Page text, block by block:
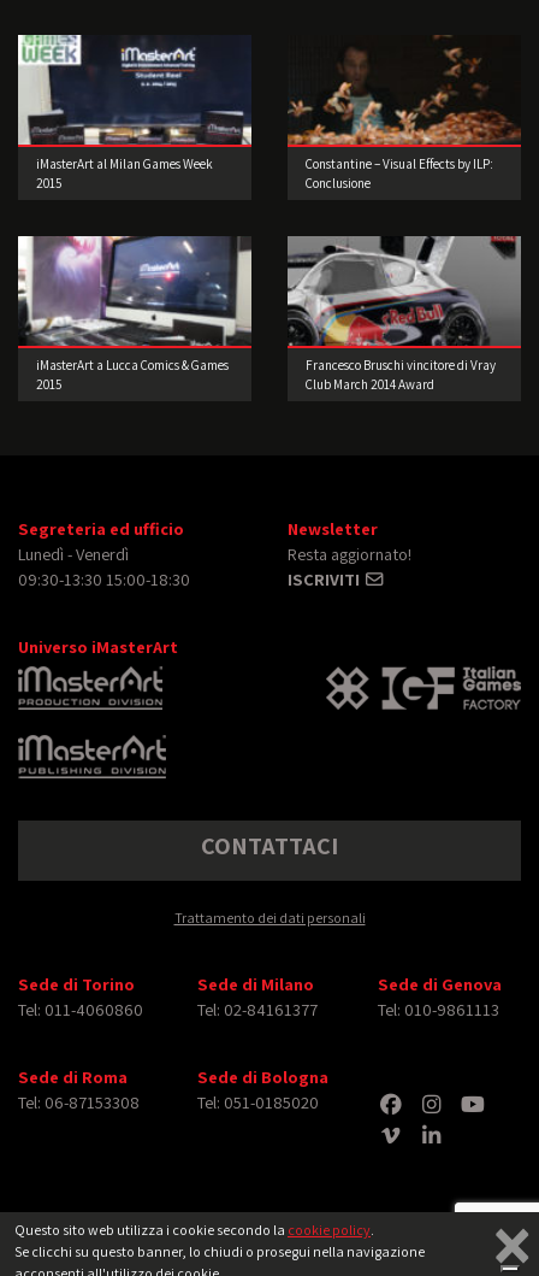
Questo sito web utilizza i cookie secondo la cookie policy.
Se clicchi su questo banner, lo chiudi o prosegui nella navigazione
×
iMasterArt al Milan Games Week
2015
Constantine – Visual Effects by ILP:
Conclusione
iMasterArt a Lucca Comics & Games
2015
Francesco Bruschi vincitore di Vray
Club March 2014 Award
Segreteria ed ufficio
Lunedì - Venerdì
09:30-13:30 15:00-18:30
Newsletter
Resta aggiornato!
ISCRIVITI
Universo iMasterArt
CONTATTACI
Trattamento dei dati personali
Sede di Torino
Tel: 011-4060860
Sede di Milano
Tel: 02-84161377
Sede di Genova
Tel: 010-9861113
Sede di Roma
Tel: 06-87153308
Sede di Bologna
Tel: 051-0185020
Copyright © 2026 iMasterArt S.r.l. ‐ All rights reserved. Tutti i diritti relativi ad